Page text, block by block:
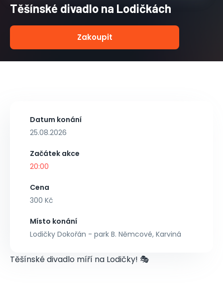
Těšínské divadlo na Lodičkách
Zakoupit
Datum konání
25.08.2026
Začátek akce
20:00
Cena
300 Kč
Místo konání
Lodičky Dokořán - park B. Němcové, Karviná
Těšínské divadlo míří na Lodičky! 🎭